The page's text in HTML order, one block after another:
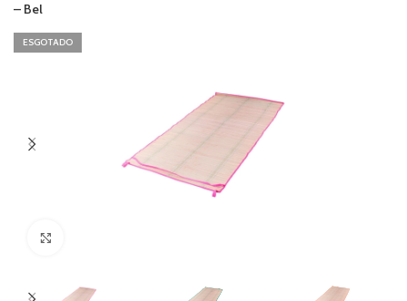
– Bel
ESGOTADO